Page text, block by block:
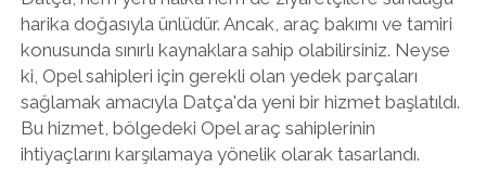
harika doğasıyla ünlüdür. Ancak, araç bakımı ve tamiri
konusunda sınırlı kaynaklara sahip olabilirsiniz. Neyse
ki, Opel sahipleri için gerekli olan yedek parçaları
sağlamak amacıyla Datça'da yeni bir hizmet başlatıldı.
Bu hizmet, bölgedeki Opel araç sahiplerinin
ihtiyaçlarını karşılamaya yönelik olarak tasarlandı.